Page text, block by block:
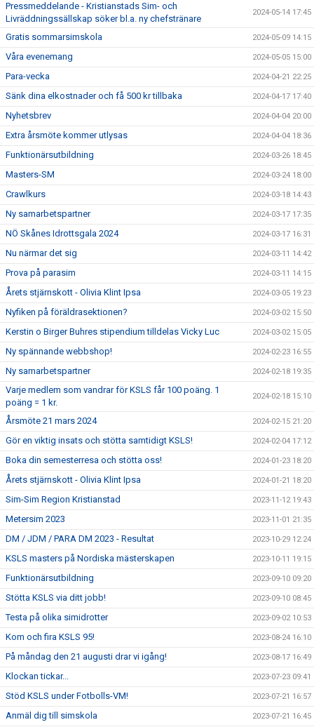
Pressmeddelande - Kristianstads Sim- och
Livräddningssällskap söker bl.a. ny chefstränare
2024-05-14 17:45
Gratis sommarsimskola 2024-05-09 14:15
Våra evenemang 2024-05-05 15:00
Para-vecka 2024-04-21 22:25
Sänk dina elkostnader och få 500 kr tillbaka 2024-04-17 17:40
Nyhetsbrev 2024-04-04 20:00
Extra årsmöte kommer utlysas 2024-04-04 18:36
Funktionärsutbildning 2024-03-26 18:45
Masters-SM 2024-03-24 18:00
Crawlkurs 2024-03-18 14:43
Ny samarbetspartner 2024-03-17 17:35
NÖ Skånes Idrottsgala 2024 2024-03-17 16:31
Nu närmar det sig 2024-03-11 14:42
Prova på parasim 2024-03-11 14:15
Årets stjärnskott - Olivia Klint Ipsa 2024-03-05 19:23
Nyfiken på föräldrasektionen? 2024-03-02 15:50
Kerstin o Birger Buhres stipendium tilldelas Vicky Luc 2024-03-02 15:05
Ny spännande webbshop! 2024-02-23 16:55
Ny samarbetspartner 2024-02-18 19:35
Varje medlem som vandrar för KSLS får 100 poäng. 1
poäng = 1 kr.
2024-02-18 15:10
Årsmöte 21 mars 2024 2024-02-15 21:20
Gör en viktig insats och stötta samtidigt KSLS! 2024-02-04 17:12
Boka din semesterresa och stötta oss! 2024-01-23 18:20
Årets stjärnskott - Olivia Klint Ipsa 2024-01-21 18:20
Sim-Sim Region Kristianstad 2023-11-12 19:43
Metersim 2023 2023-11-01 21:35
DM / JDM / PARA DM 2023 - Resultat 2023-10-29 12:24
KSLS masters på Nordiska mästerskapen 2023-10-11 19:15
Funktionärsutbildning 2023-09-10 09:20
Stötta KSLS via ditt jobb! 2023-09-10 08:45
Testa på olika simidrotter 2023-09-02 10:53
Kom och fira KSLS 95! 2023-08-24 16:10
På måndag den 21 augusti drar vi igång! 2023-08-17 16:49
Klockan tickar... 2023-07-23 09:41
Stöd KSLS under Fotbolls-VM! 2023-07-21 16:57
Anmäl dig till simskola 2023-07-21 16:45